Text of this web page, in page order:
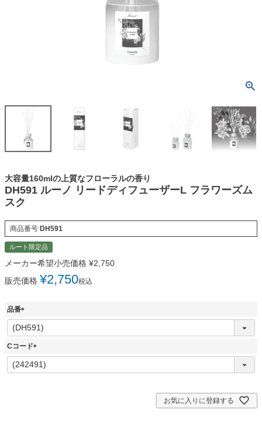
大容量160mlの上質なフローラルの香り
DH591 ルーノ リードディフューザーL フラワーズム
スク
商品番号 DH591
ルート限定品
メーカー希望小売価格 ¥2,750
販売価格 ¥2,750税込
品番
(
必
須
Cコード
(
必
お気に入りに登録する